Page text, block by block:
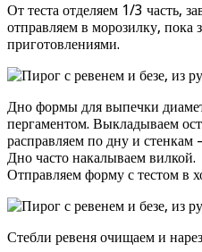
От теста отделяем 1/3 часть,
отправляем в морозилку, пока
приготовлениями.
Дно формы для выпечки
пергаментом. Выкладываем
расправляем по дну и стенкам
Дно часто накалываем вилкой.
Отправляем форму с тестом в
Стебли ревеня очищаем и